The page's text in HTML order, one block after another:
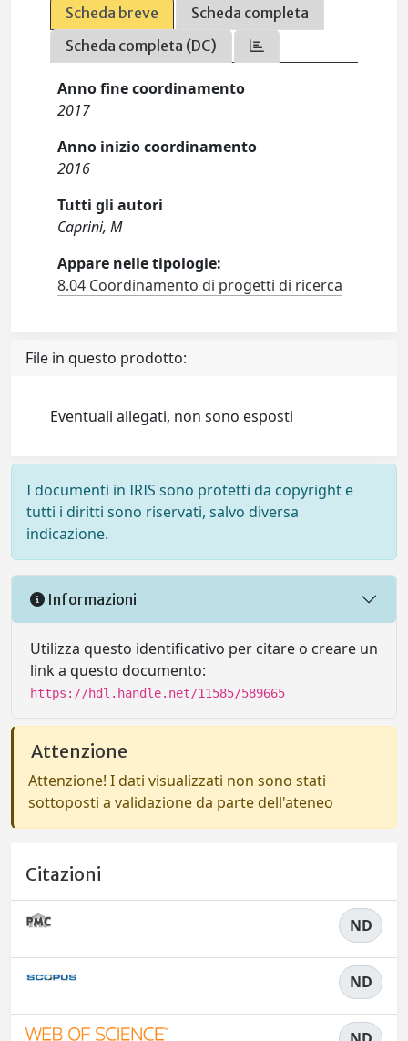
Scheda breve
Scheda completa
Scheda completa (DC)
Anno fine coordinamento
2017
Anno inizio coordinamento
2016
Tutti gli autori
Caprini, M
Appare nelle tipologie:
8.04 Coordinamento di progetti di ricerca
File in questo prodotto:
Eventuali allegati, non sono esposti
I documenti in IRIS sono protetti da copyright e
tutti i diritti sono riservati, salvo diversa
indicazione.
Informazioni
Utilizza questo identificativo per citare o creare un
link a questo documento:
https://hdl.handle.net/11585/589665
Attenzione
Attenzione! I dati visualizzati non sono stati
sottoposti a validazione da parte dell'ateneo
Citazioni
ND
ND